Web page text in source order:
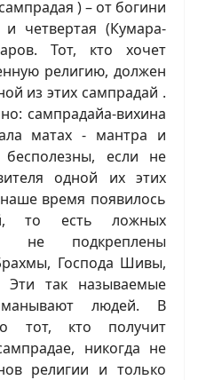
) – от богини
четвертая (Кумара-
Тот, кто хочет
религию, должен
из этих сампрадай .
сампрадайа-вихина
матах - мантра и
если не
одной их этих
время появилось
то есть ложных
не подкреплены
Господа Шивы,
так называемые
людей. В
тот, кто получит
никогда не
религии и только